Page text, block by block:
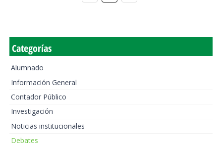
Categorías
Alumnado
Información General
Contador Público
Investigación
Noticias institucionales
Debates